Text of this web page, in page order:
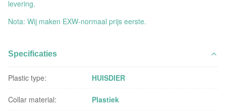
levering.
Nota: Wij maken EXW-normaal prijs eerste.
Specificaties
Plastic type: HUISDIER
Collar material: Plastiek